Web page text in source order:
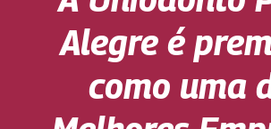
Alegre é
como uma